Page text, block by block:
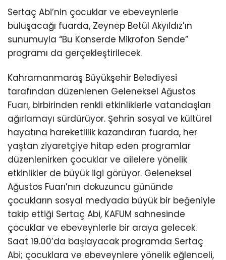
Sertaç Abi’nin çocuklar ve ebeveynlerle
buluşacağı fuarda, Zeynep Betül Akyıldız’ın
sunumuyla “Bu Konserde Mikrofon Sende”
programı da gerçekleştirilecek.
Kahramanmaraş Büyükşehir Belediyesi
tarafından düzenlenen Geleneksel Ağustos
Fuarı, birbirinden renkli etkinliklerle vatandaşları
ağırlamayı sürdürüyor. Şehrin sosyal ve kültürel
hayatına hareketlilik kazandıran fuarda, her
yaştan ziyaretçiye hitap eden programlar
düzenlenirken çocuklar ve ailelere yönelik
etkinlikler de büyük ilgi görüyor. Geleneksel
Ağustos Fuarı’nın dokuzuncu gününde
çocukların sosyal medyada büyük bir beğeniyle
takip ettiği Sertaç Abi, KAFUM sahnesinde
çocuklar ve ebeveynlerle bir araya gelecek.
Saat 19.00’da başlayacak programda Sertaç
Abi; çocuklara ve ebeveynlere yönelik eğlenceli,